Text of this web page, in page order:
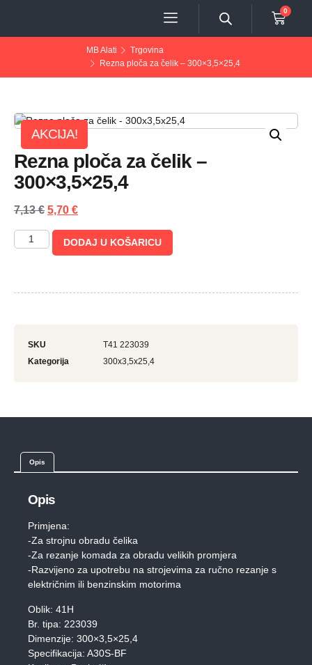
0
MB Alati
Trgovina
Rezna ploča za čelik – 300×3,5×25,4
AKCIJA!
Rezna ploča za čelik –
300×3,5×25,4
7,13€ 5,70 €
DODAJ U KOŠARICU
SKU
T41 223039
Kategorija
300x3,5x25,4
Opis
Opis
Primjena:
-Za strojnu obradu čelika
-Za rezanje komada za obradu velikih promjera
-Razvijeno za upotrebu na strojevima za ručno rezanje s
električnim ili benzinskim motorima
Oblik: 41H
Br. tipa: 223039
Dimenzije: 300×3,5×25,4
Specifikacija: A30S-BF